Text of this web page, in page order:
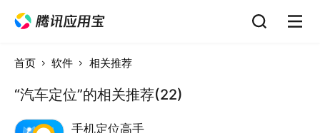
首页 软件 相关推荐
“汽车定位”的相关推荐(22)
手机定位高手